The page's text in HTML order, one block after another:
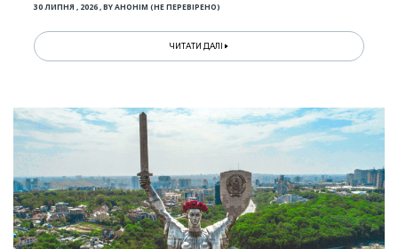
30 ЛИПНЯ , 2026,BYАНОНІМ (НЕ ПЕРЕВІРЕНО)
ЧИТАТИ ДАЛІ